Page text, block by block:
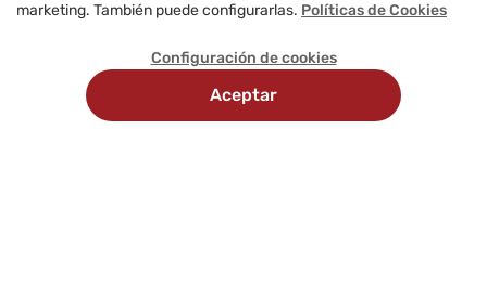
marketing. También puede configurarlas. Políticas de Cookies
Configuración de cookies
Aceptar